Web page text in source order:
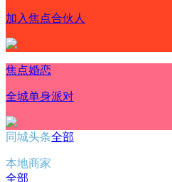
加入焦点合伙人
焦点婚恋
全城单身派对
同城头条全部
本地商家
全部